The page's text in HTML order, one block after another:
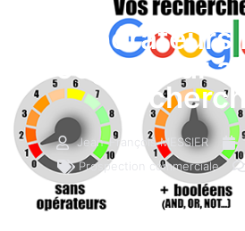
22 opérateurs
Google pour
Jean-François MESSIER
Prospection commerciale